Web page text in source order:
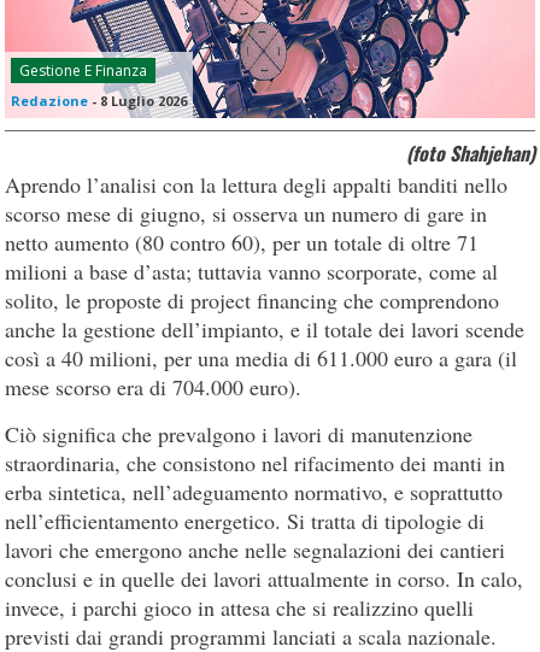
Gestione E Finanza
Redazione - 8 Luglio 2026
(foto Shahjehan)
Aprendo l’analisi con la lettura degli appalti banditi nello
scorso mese di giugno, si osserva un numero di gare in
netto aumento (80 contro 60), per un totale di oltre 71
milioni a base d’asta; tuttavia vanno scorporate, come al
solito, le proposte di project financing che comprendono
anche la gestione dell’impianto, e il totale dei lavori scende
così a 40 milioni, per una media di 611.000 euro a gara (il
mese scorso era di 704.000 euro).
Ciò significa che prevalgono i lavori di manutenzione
straordinaria, che consistono nel rifacimento dei manti in
erba sintetica, nell’adeguamento normativo, e soprattutto
nell’efficientamento energetico. Si tratta di tipologie di
lavori che emergono anche nelle segnalazioni dei cantieri
conclusi e in quelle dei lavori attualmente in corso. In calo,
invece, i parchi gioco in attesa che si realizzino quelli
previsti dai grandi programmi lanciati a scala nazionale.